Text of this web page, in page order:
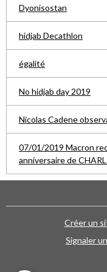
Dyonisostan
hidjab Decathlon
égalité
No hidjab day 2019
Nicolas Cadene
07/01/2019 Macron
anniversaire de
Créer un
Signaler